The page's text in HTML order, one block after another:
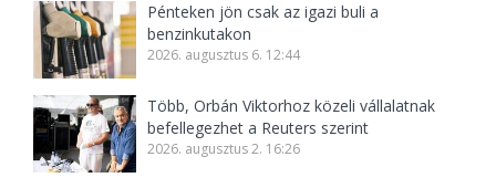
Pénteken jön csak az igazi buli a
benzinkutakon
2026. augusztus 6. 12:44
Több, Orbán Viktorhoz közeli vállalatnak
befellegezhet a Reuters szerint
2026. augusztus 2. 16:26